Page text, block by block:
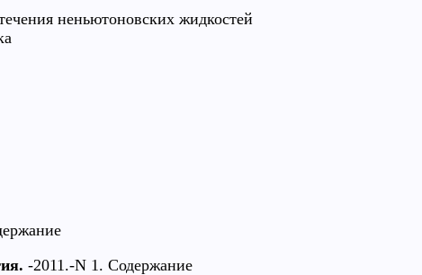
неньютоновских жидкостей
-2011.-N 1. Содержание